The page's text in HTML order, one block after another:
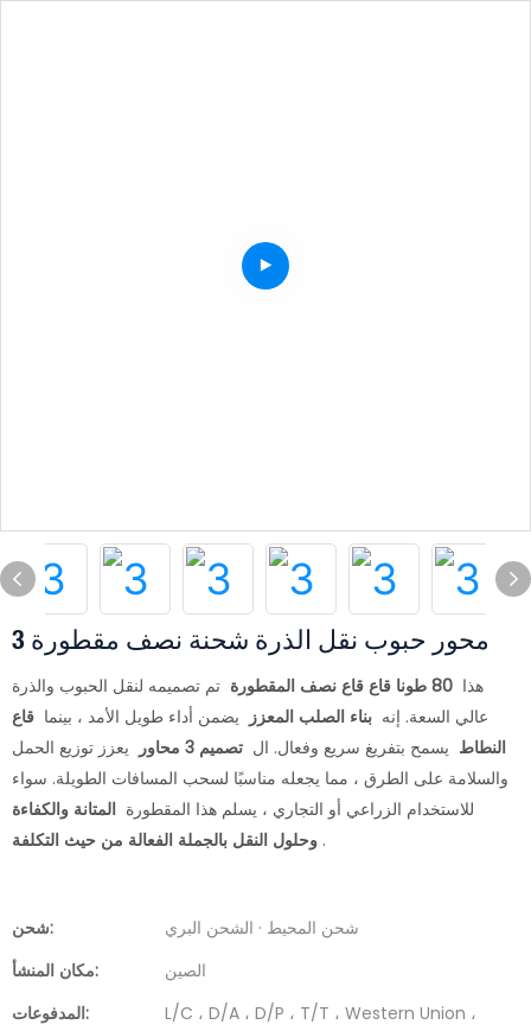
3 محور حبوب نقل الذرة شحنة نصف مقطورة
هذا
تم تصميمه لنقل الحبوب والذرة
عالي السعة. إنه بناء الصلب المعزز يضمن أداء طويل الأمد ، بينما قاع
النطاط يسمح بتفريغ سريع وفعال. ال تصميم 3 محاور
يعزز توزيع الحمل
والسلامة على الطرق ، مما يجعله مناسبًا لسحب المسافات الطويلة. سواء
للاستخدام الزراعي أو التجاري ، يسلم هذا المقطورة المتانة والكفاءة
.
شحن:
شحن المحيط · الشحن البري
مكان المنشأ:
الصين
المدفوعات:
L/C ، D/A ، D/P ، T/T ، Western Union ،